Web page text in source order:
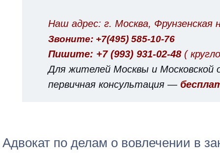
Наш адрес: г. Москва, Фрунзенская
Звоните: +7(495) 585-10-76
Пишите: +7 (993) 931-02-48 (
Для жителей Москвы и Московской
первичная консультация —
Адвокат по делам о вовлечении в